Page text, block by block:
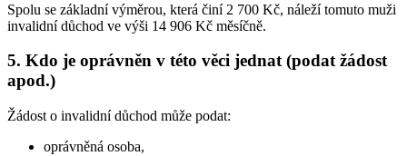
Spolu se základní výměrou, která činí 2 700 Kč, náleží tomuto muži
invalidní důchod ve výši 14 906 Kč měsíčně.
5. Kdo je oprávněn v této věci jednat (podat žádost
apod.)
Žádost o invalidní důchod může podat:
oprávněná osoba,